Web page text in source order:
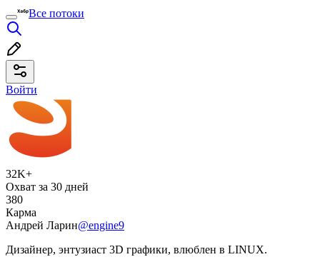
Все потоки
Войти
32K+
Охват за 30 дней
380
Карма
Андрей Ларин@engine9
Дизайнер, энтузиаст 3D графики, влюблен в LINUX.